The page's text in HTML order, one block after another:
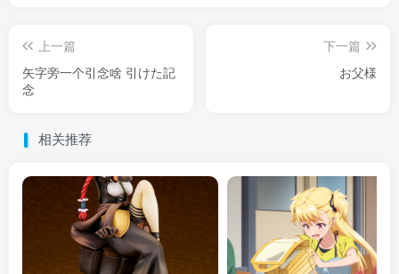
上一篇
矢字旁一个引念啥 引けた記
念
下一篇
お父様
相关推荐